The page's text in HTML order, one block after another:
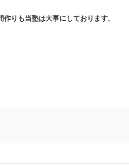
作りも当塾は大事にしております。